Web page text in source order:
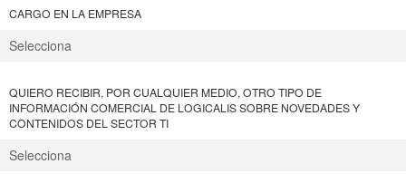
CARGO EN LA EMPRESA
QUIERO RECIBIR, POR CUALQUIER MEDIO, OTRO TIPO DE
INFORMACIÓN COMERCIAL DE LOGICALIS SOBRE NOVEDADES Y
CONTENIDOS DEL SECTOR TI